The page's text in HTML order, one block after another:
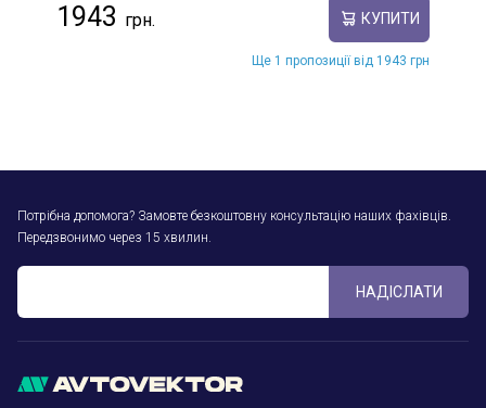
1943 КУПИТИ
Ще 1 пропозиції від 1943 грн
Потрібна допомога? Замовте безкоштовну консультацію наших фахівців.
Передзвонимо через 15 хвилин.
НАДІСЛАТИ